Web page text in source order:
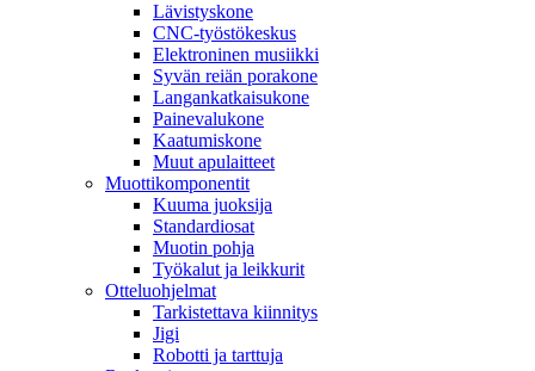
Lävistyskone
CNC-työstökeskus
Elektroninen musiikki
Syvän reiän porakone
Langankatkaisukone
Painevalukone
Kaatumiskone
Muut apulaitteet
Muottikomponentit
Kuuma juoksija
Standardiosat
Muotin pohja
Työkalut ja leikkurit
Otteluohjelmat
Tarkistettava kiinnitys
Jigi
Robotti ja tarttuja